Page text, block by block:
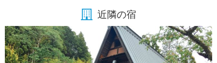
近隣の宿